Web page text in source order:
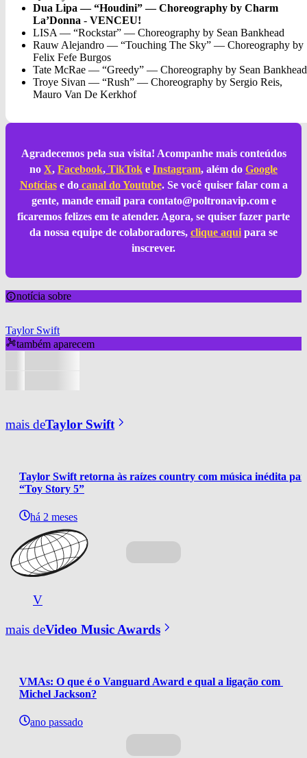
Dua Lipa — “Houdini” — Choreography by Charm
La’Donna - VENCEU!
LISA — “Rockstar” — Choreography by Sean Bankhead
Rauw Alejandro — “Touching The Sky” — Choreography by
Felix Fefe Burgos
Tate McRae — “Greedy” — Choreography by Sean Bankhead
Troye Sivan — “Rush” — Choreography by Sergio Reis,
Mauro Van De Kerkhof
Agradecemos pela sua visita! Acompanhe mais conteúdos
no X, Facebook, TikTok e Instagram, além do Google
Notíciase docanal do Youtube. Se você quiser falar com a
gente, mande email para contato@poltronavip.come
ficaremos felizes em te atender. Agora, se quiser fazer parte
da nossa equipe de colaboradores, clique aqui para se
inscrever.
notícia sobre
Taylor Swift
também aparecem
mais deTaylor Swift
Taylor Swift retorna às raízes country com música inédita
“Toy Story 5”
há 2 meses
V
mais deVideo Music Awards
VMAs: O que é o Vanguard Award e qual a ligação com
Michel Jackson?
ano passado